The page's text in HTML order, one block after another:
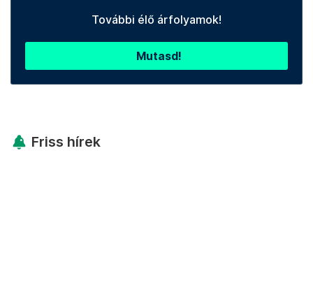
További élő árfolyamok!
Mutasd!
Friss hírek